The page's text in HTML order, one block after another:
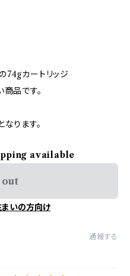
74gカートリッジ
品です。
ります。
available
out
いの方向け
通報する